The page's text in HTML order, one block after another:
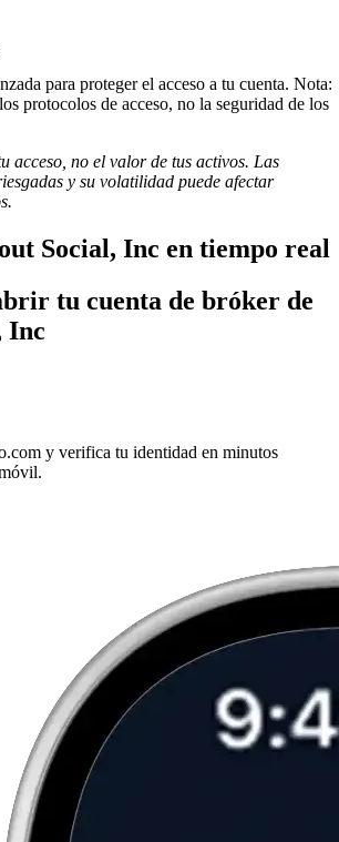
para proteger el acceso a tu cuenta. Nota:
protocolos de acceso, no la seguridad de los
acceso, no el valor de tus activos. Las
y su volatilidad puede afectar
Social, Inc en tiempo real
tu cuenta de bróker de
Inc
y verifica tu identidad en minutos